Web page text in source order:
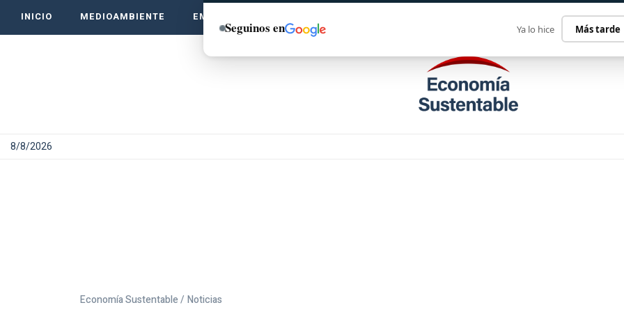
INICIO MEDIOAMBIENTE EMPRENDE VERDE
8/8/2026
Economía Sustentable / Noticias
Seguinos en Ya lo hice Más tarde